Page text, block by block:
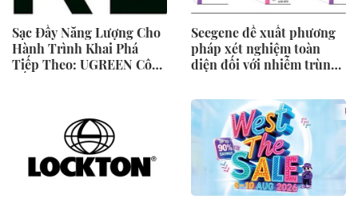
Sạc Đầy Năng Lượng Cho
Hành Trình Khai Phá
Tiếp Theo: UGREEN Công
Seegene đề xuất phương
pháp xét nghiệm toàn
diện đối với nhiễm trùng
Nghiên cứu lâm sàng một
triệu ca toàn cầu (GMCS)